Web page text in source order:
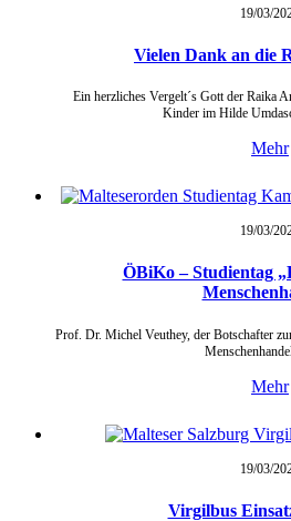
19/03/
Vielen Dank an die
Ein herzliches Vergelt´s Gott der Raika
Kinder im Hilde
Mehr
19/03/
ÖBiKo – Studientag
Prof. Dr. Michel Veuthey, der Botschafter
Mehr
19/03/
Virgilbus